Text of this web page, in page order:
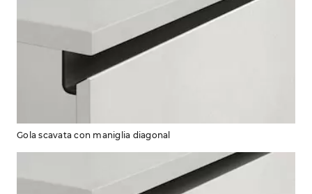
Gola scavata con maniglia diagonal